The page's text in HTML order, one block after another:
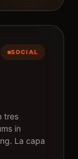
SOCIAL
tres
in
La capa